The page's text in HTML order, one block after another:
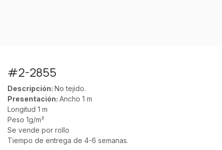
#2-2855
Descripción: No tejido.
Presentación: Ancho 1 m
Longitud 1 m
Peso 1g/m²
Se vende por rollo
Tiempo de entrega de 4-6 semanas.